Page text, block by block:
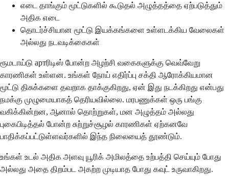
எடை தாங்கும் மூட்டுகளில் கூடுதல் அழுத்தத்தை ஏற்படுத்தும்
அதிக எடை
தொடர்ச்சியான மூட்டு இயக்கங்களை உள்ளடக்கிய வேலைகள்
அல்லது நடவடிக்கைகள்
ரூமடாய்டு артரிடிஸ் போன்ற அழற்சி வகைகளுக்கு வெவ்வேறு
காரணிகள் உள்ளன. உங்கள் நோய் எதிர்ப்பு சக்தி ஆரோக்கியமான
மூட்டு திசுக்களை தவறாக தாக்குகிறது, ஏன் இது நடக்கிறது என்பது
நமக்கு முழுமையாகத் தெரியவில்லை. மரபணுக்கள் ஒரு பங்கு
வகிக்கின்றன, ஆனால் தொற்றுகள், மன அழுத்தம் அல்லது
புகைபிடித்தல் போன்ற சுற்றுச்சூழல் காரணிகள் ஏற்கனவே
பாதிக்கப்பட்டுள்ளவர்களில் இந்த நிலையைத் தூண்டும்.
உங்கள் உடல் அதிக அளவு யூரிக் அமிலத்தை உற்பத்தி செய்யும் போது
அல்லது அதை திறம்பட அகற்ற முடியாத போது கவுட் உருவாகிறது.